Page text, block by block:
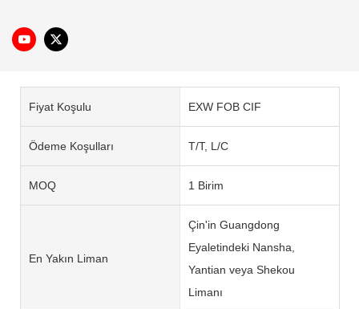
Fiyat Koşulu EXW FOB CIF
Ödeme Koşulları T/T, L/C
MOQ 1 Birim
En Yakın Liman
Çin'in Guangdong
Eyaletindeki Nansha,
Yantian veya Shekou
Limanı